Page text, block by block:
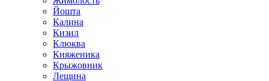
Йошта
Калина
Кизил
Клюква
Княженика
Крыжовник
Лещина